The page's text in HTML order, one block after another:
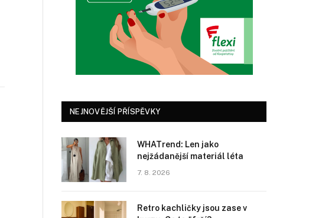
NEJNOVĚJŠÍ PŘÍSPĚVKY
WHATrend: Len jako
nejžádanější materiál léta
7. 8. 2026
Retro kachličky jsou zase v